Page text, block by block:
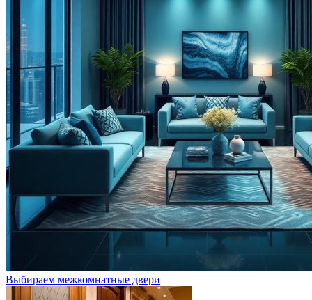
Выбираем межкомнатные двери